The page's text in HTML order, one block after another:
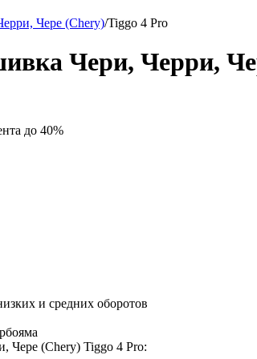
Чере (Chery)/Tiggo 4 Pro
Чери, Черри,
до 40%
и средних оборотов
Чере (Chery) Tiggo 4 Pro: